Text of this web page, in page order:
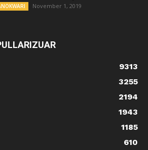
November 1, 2019
9313
3255
2194
1943
1185
610